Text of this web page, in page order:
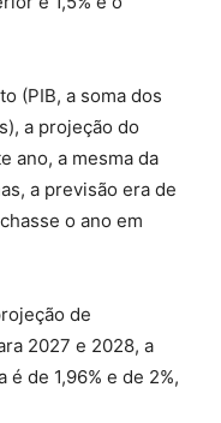
(PIB, a soma dos
a projeção do
ano, a mesma da
a previsão era de
o ano em
de
2027 e 2028, a
de 1,96% e de 2%,